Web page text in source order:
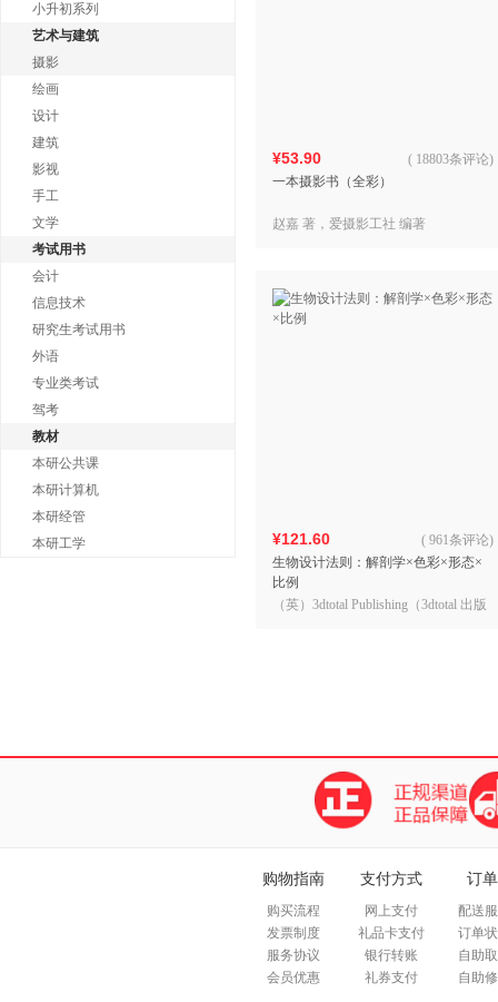
小升初系列
艺术与建筑
摄影
绘画
设计
建筑
影视
手工
文学
考试用书
会计
信息技术
研究生考试用书
外语
专业类考试
驾考
教材
本研公共课
本研计算机
本研经管
本研工学
¥53.90
一本摄影书（全彩）
( 18803条评论)
赵嘉 著，爱摄影工社 编著
¥121.60
生物设计法则：解剖学×色彩×形态×
比例
( 961条评论)
（英）3dtotal Publishing（3dtotal 出版
购物指南
购买流程
发票制度
服务协议
会员优惠
支付方式
网上支付
礼品卡支付
银行转账
礼券支付
订
配送
订单
自助
自助